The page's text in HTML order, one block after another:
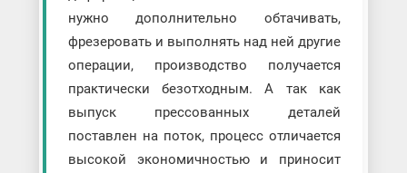
нужно дополнительно обтачивать,
фрезеровать и выполнять над ней другие
операции, производство получается
практически безотходным. А так как
выпуск прессованных деталей
поставлен на поток, процесс отличается
высокой экономичностью и приносит